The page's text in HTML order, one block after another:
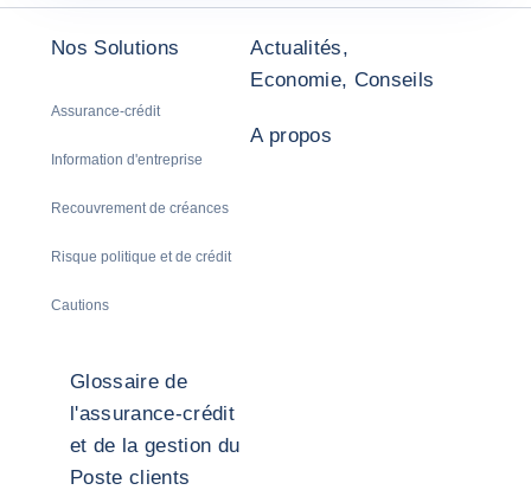
Nos Solutions
Assurance-crédit
Information d'entreprise
Recouvrement de créances
Risque politique et de crédit
Cautions
Actualités,
Economie, Conseils
A propos
Glossaire de
l'assurance-crédit
et de la gestion du
Poste clients